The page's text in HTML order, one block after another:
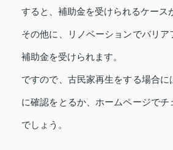
すると、補助金を受けられるケース
その他に、リノベーションでバリア
補助金を受けられます。
ですので、古民家再生をする場合に
に確認をとるか、ホームページでチ
でしょう。